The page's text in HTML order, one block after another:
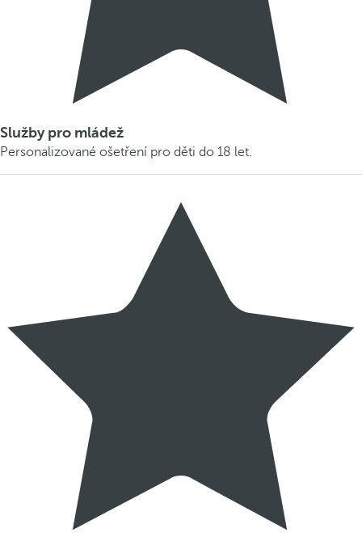
Služby pro mládež
Personalizované ošetření pro děti do 18 let.